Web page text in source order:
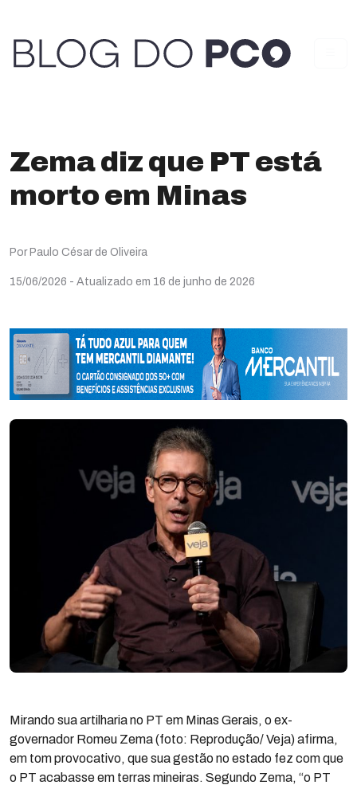
Zema diz que PT está
morto em Minas
Por Paulo César de Oliveira
15/06/2026 - Atualizado em 16 de junho de 2026
Mirando sua artilharia no PT em Minas Gerais, o ex-
governador Romeu Zema (foto: Reprodução/ Veja) afirma,
em tom provocativo, que sua gestão no estado fez com que
o PT acabasse em terras mineiras. Segundo Zema, “o PT